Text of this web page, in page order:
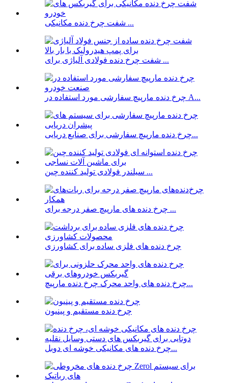
شفت چرخ دنده مکانیکی ...
شفت چرخ دنده فولادی آلیاژی برای ...
چرخ دنده مارپیچ سفارشی مورد استفاده در A...
چرخ دنده مارپیچ سفارشی برای صنایع دریایی...
سیلندر فولادی تولید کننده چین ...
چرخ دنده های مارپیچ صفر درجه برای ...
چرخ دنده های فلزی ساده برای کشاورزی
چرخ دنده های واحد محرک چرخ دنده مارپیچ...
چرخ دنده مستقیم و پینیون
چرخ دنده های مکانیکی خوشه ای دوبل...